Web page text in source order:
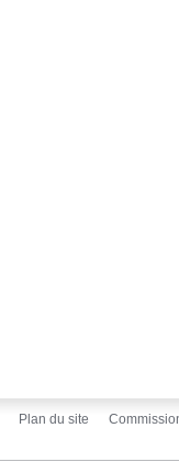
Plan du site